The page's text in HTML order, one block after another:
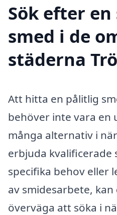
Sök efter
smed i de
städerna
Att hitta en pålitlig
behöver inte vara en
många alternativ i
erbjuda kvalificerade
specifika behov eller
av smidesarbete,
överväga att söka i